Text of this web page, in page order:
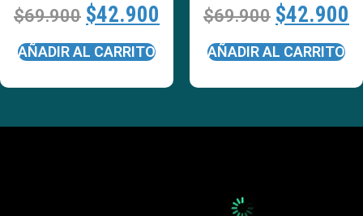
$69.900 $42.900
AÑADIR AL CARRITO
$69.900 $42.900
AÑADIR AL CARRITO